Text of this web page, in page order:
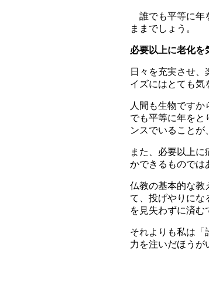
誰でも平等に年
ままでしょう。
必要以上に老化を
日々を充実させ
イズにはとても気
人間も生物です
でも平等に年をと
ンスでいることが
また、必要以上
かできるものでは
仏教の基本的な教
て、投げやりにな
を見失わずに済む
それよりも私は「
力を注いだほうが